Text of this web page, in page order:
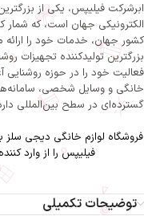
ابرشرکت فیلیپس، یکی از
بزرگترین تولیدکننده تجهیزات
فعالیت خود را در حوزه روشنایی
خانگی و وسایل شخصی،
گسترده‌ای در سطح بین‌المللی
فروشگاه لوازم خانگی دیجی سلز
فیلیپس را از وارد
توضیحات تکمیلی